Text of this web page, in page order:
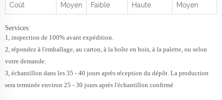
Coût Moyen Faible Haute Moyen
Services:
1, inspection de 100% avant expédition.
2, répondez à l'emballage, au carton, à la boîte en bois, à la palette, ou selon
votre demande.
3, échantillon dans les 35 - 40 jours après réception du dépôt. La production
sera terminée environ 25 - 30 jours après l'échantillon confirmé